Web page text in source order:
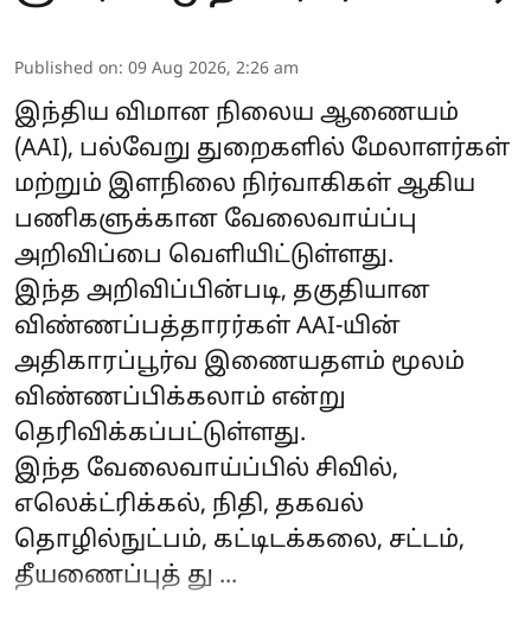
Published on: 09 Aug 2026, 2:26 am
இந்திய விமான நிலைய ஆணையம்
(AAI), பல்வேறு துறைகளில் மேலாளர்கள்
மற்றும் இளநிலை நிர்வாகிகள் ஆகிய
பணிகளுக்கான வேலைவாய்ப்பு
அறிவிப்பை வெளியிட்டுள்ளது.
இந்த அறிவிப்பின்படி, தகுதியான
விண்ணப்பத்தாரர்கள் AAI-யின்
அதிகாரப்பூர்வ இணையதளம் மூலம்
விண்ணப்பிக்கலாம் என்று
தெரிவிக்கப்பட்டுள்ளது.
இந்த வேலைவாய்ப்பில் சிவில்,
எலெக்ட்ரிக்கல், நிதி, தகவல்
தொழில்நுட்பம், கட்டிடக்கலை, சட்டம்,
தீயணைப்புத் து ...